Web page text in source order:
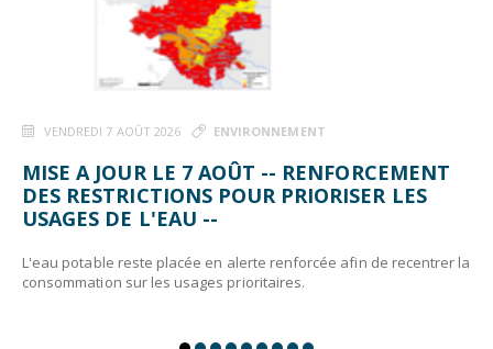
VENDREDI 7 AOÛT 2026 ENVIRONNEMENT
MISE A JOUR LE 7 AOÛT -- RENFORCEMENT
DES RESTRICTIONS POUR PRIORISER LES
USAGES DE L'EAU --
L'eau potable reste placée en alerte renforcée afin de recentrer la
consommation sur les usages prioritaires.